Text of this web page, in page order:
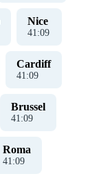
Nice
41:09
Cardiff
41:09
Brussel
41:09
Roma
41:09